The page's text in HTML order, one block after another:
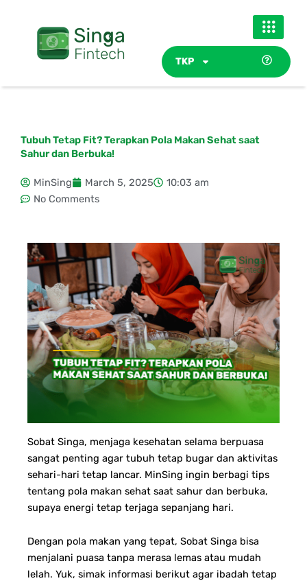
TKP
Tubuh Tetap Fit? Terapkan Pola Makan Sehat saat
Sahur dan Berbuka!
MinSing March 5, 2025
10:03 am
No Comments
Sobat Singa, menjaga kesehatan selama berpuasa
sangat penting agar tubuh tetap bugar dan aktivitas
sehari-hari tetap lancar. MinSing ingin berbagi tips
tentang pola makan sehat saat sahur dan berbuka,
supaya energi tetap terjaga sepanjang hari.
Dengan pola makan yang tepat, Sobat Singa bisa
menjalani puasa tanpa merasa lemas atau mudah
lelah. Yuk, simak informasi berikut agar ibadah tetap